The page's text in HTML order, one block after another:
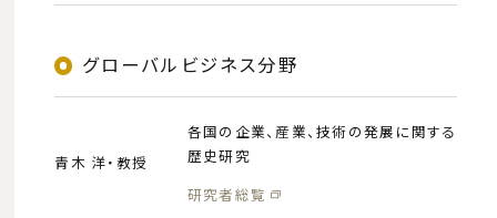
グローバルビジネス分野
青木 洋・教授
各国の企業、産業、技術の発展に関する
歴史研究
研究者総覧